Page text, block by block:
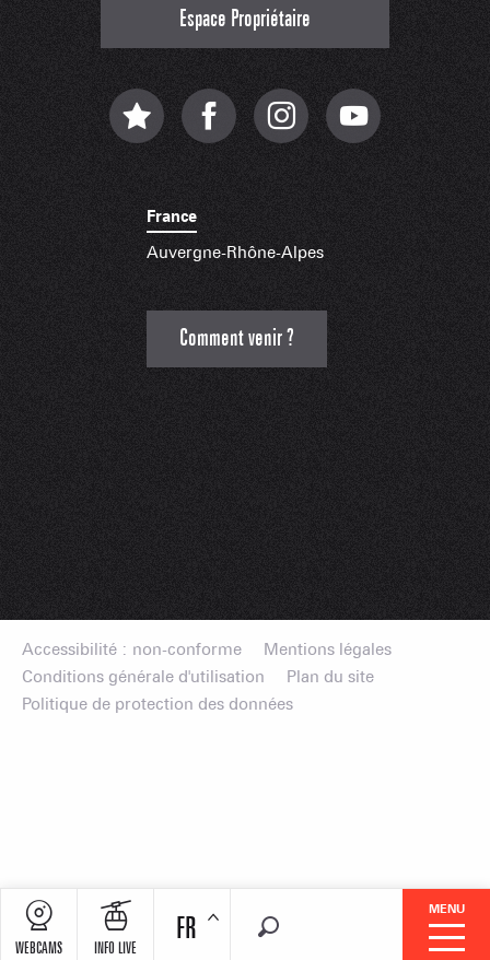
MENU
Recherche
FR
WEBCAMS INFO LIVE
Espace Propriétaire
France
Auvergne-Rhône-Alpes
Comment venir ?
Accessibilité : non-conforme
Mentions légales
Conditions générale d'utilisation
Plan du site
Politique de protection des données